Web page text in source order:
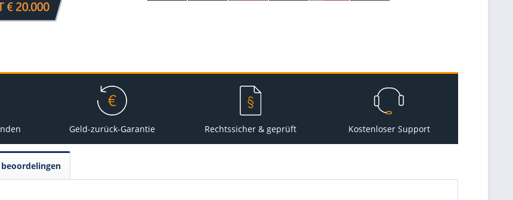
Geld-zurück-Garantie Rechtssicher & geprüft Kostenloser Support